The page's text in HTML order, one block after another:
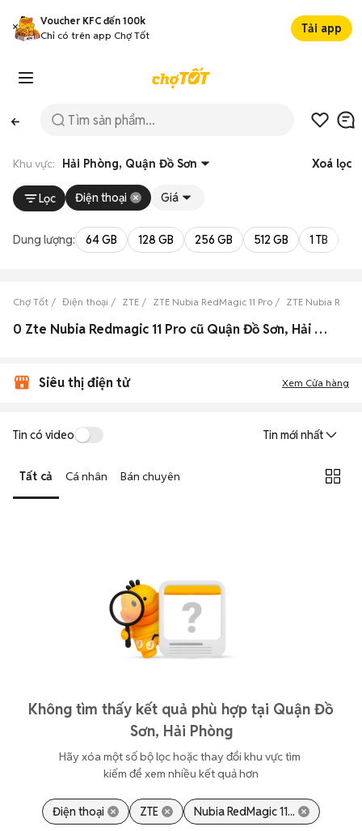
Voucher KFC đến 100k
Chỉ có trên app Chợ Tốt
Tải app
Khu vực: Hải Phòng, Quận Đồ Sơn Xoá lọc
Lọc Điện thoại Giá
Dung lượng: 64 GB 128 GB 256 GB 512 GB 1 TB
Chợ Tốt Điện thoại ZTE ZTE Nubia RedMagic 11 Pro ZTE Nubia
0 Zte Nubia Redmagic 11 Pro cũ Quận Đồ Sơn, Hải Phòng đẹp
Siêu thị điện tử Xem Cửa hàng
Tin có video Tin mới nhất
Tất cả Cá nhân Bán chuyên
Không tìm thấy kết quả phù hợp tại Quận Đồ
Sơn, Hải Phòng
Hãy xóa một số bộ lọc hoặc thay đổi khu vực tìm
kiếm để xem nhiều kết quả hơn
Điện thoại ZTE Nubia RedMagic 11...